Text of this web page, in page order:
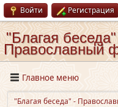
Войти Регистрация
"Благая
Православный
Главное меню
"Благая беседа" -